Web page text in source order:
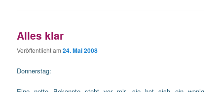
Alles klar
Veröffentlicht am24. Mai 2008
Donnerstag: